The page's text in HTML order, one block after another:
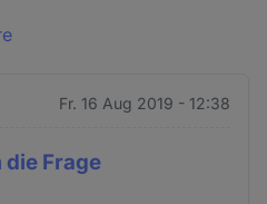
Fr. 16 Aug 2019 - 12:38
die Frage